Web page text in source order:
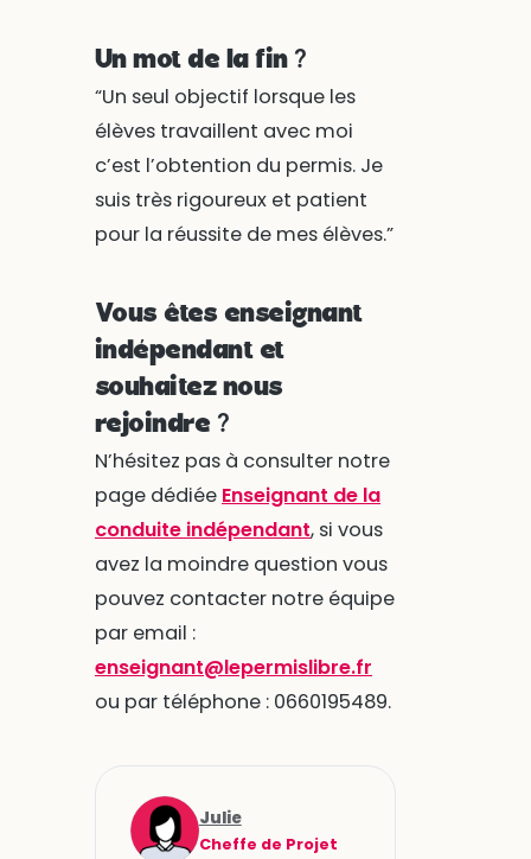
Un mot de la fin ?
“Un seul objectif lorsque les
élèves travaillent avec moi
c’est l’obtention du permis. Je
suis très rigoureux et patient
pour la réussite de mes élèves.”
Vous êtes enseignant
indépendant et
souhaitez nous
rejoindre ?
N’hésitez pas à consulter notre
page dédiée Enseignant de la
conduite indépendant, si vous
avez la moindre question vous
pouvez contacter notre équipe
par email :
enseignant@lepermislibre.fr
ou par téléphone : 0660195489.
Julie
Cheffe de Projet